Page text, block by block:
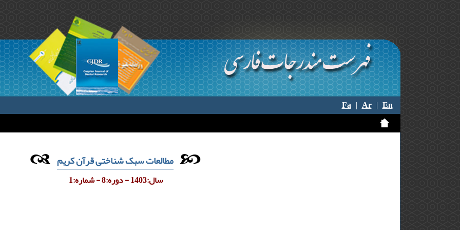
Fa|Ar|En
مطالعات سبک شناختی قرآن کریم
سال:1403 - دوره:8 - شماره:1